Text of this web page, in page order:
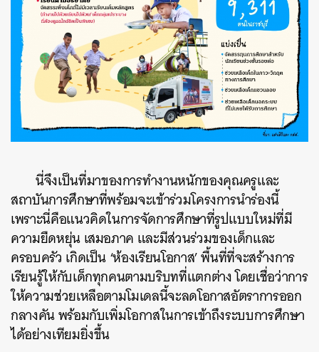
นี่จึงเป็นที่มาของการทำงานหนักของคุณครูและ
สถาบันการศึกษาที่พร้อมจะเข้าร่วมโครงการนำร่องนี้
เพราะนี่คือแนวคิดในการจัดการศึกษาที่รูปแบบใหม่ที่มี
ความยืดหยุ่น เสมอภาค และมีส่วนร่วมของเด็กและ
ครอบครัว เกิดเป็น ‘ห้องเรียนโอกาส’ พื้นที่ที่จะสร้างการ
เรียนรู้ให้กับเด็กทุกคนตามบริบทที่แตกต่าง โดยเชื่อว่าการ
ให้ความช่วยเหลือตามโมเดลนี้จะลดโอกาสอัตราการออก
กลางคัน พร้อมกับเพิ่มโอกาสในการเข้าถึงระบบการศึกษา
ได้อย่างเทียมยิ่งขึ้น